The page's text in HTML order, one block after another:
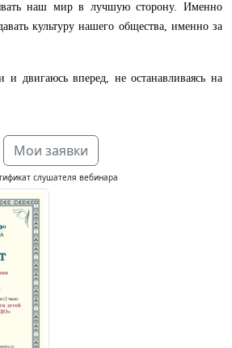
наш мир в лучшую сторону. Именно
культуру нашего общества, именно за
и двигаюсь вперед, не останавливаясь на
Мои заявки
слушателя вебинара